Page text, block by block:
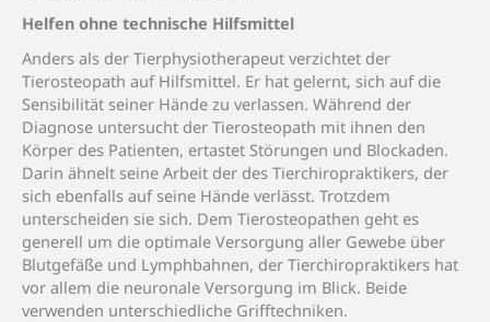
Helfen ohne technische Hilfsmittel
Anders als der Tierphysiotherapeut verzichtet der
Tierosteopath auf Hilfsmittel. Er hat gelernt, sich auf die
Sensibilität seiner Hände zu verlassen. Während der
Diagnose untersucht der Tierosteopath mit ihnen den
Körper des Patienten, ertastet Störungen und Blockaden.
Darin ähnelt seine Arbeit der des Tierchiropraktikers, der
sich ebenfalls auf seine Hände verlässt. Trotzdem
unterscheiden sie sich. Dem Tierosteopathen geht es
generell um die optimale Versorgung aller Gewebe über
Blutgefäße und Lymphbahnen, der Tierchiropraktikers hat
vor allem die neuronale Versorgung im Blick. Beide
verwenden unterschiedliche Grifftechniken.